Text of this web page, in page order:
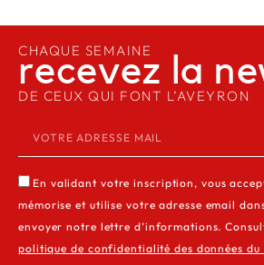
CHAQUE SEMAINE
recevez la
DE CEUX QUI FONT L’AVEYRON
En validant votre inscription, vous
mémorise et utilise votre adresse email
envoyer notre lettre d’informations.
politique de confidentialité des données du